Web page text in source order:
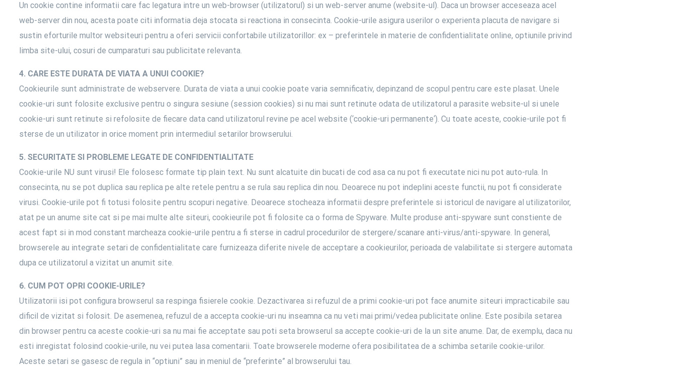
Un cookie contine informatii care fac legatura intre un web-browser (utilizatorul) si un web-server anume (website-ul). Daca un browser acceseaza acel
web-server din nou, acesta poate citi informatia deja stocata si reactiona in consecinta. Cookie-urile asigura userilor o experienta placuta de navigare si
sustin eforturile multor websiteuri pentru a oferi servicii confortabile utilizatorillor: ex – preferintele in materie de confidentialitate online, optiunile privind
limba site-ului, cosuri de cumparaturi sau publicitate relevanta.
4. CARE ESTE DURATA DE VIATA A UNUI COOKIE?
Cookieurile sunt administrate de webservere. Durata de viata a unui cookie poate varia semnificativ, depinzand de scopul pentru care este plasat. Unele
cookie-uri sunt folosite exclusive pentru o singura sesiune (session cookies) si nu mai sunt retinute odata de utilizatorul a parasite website-ul si unele
cookie-uri sunt retinute si refolosite de fiecare data cand utilizatorul revine pe acel website (‘cookie-uri permanente‘). Cu toate aceste, cookie-urile pot fi
sterse de un utilizator in orice moment prin intermediul setarilor browserului.
5. SECURITATE SI PROBLEME LEGATE DE CONFIDENTIALITATE
Cookie-urile NU sunt virusi! Ele folosesc formate tip plain text. Nu sunt alcatuite din bucati de cod asa ca nu pot fi executate nici nu pot auto-rula. In
consecinta, nu se pot duplica sau replica pe alte retele pentru a se rula sau replica din nou. Deoarece nu pot indeplini aceste functii, nu pot fi considerate
virusi. Cookie-urile pot fi totusi folosite pentru scopuri negative. Deoarece stocheaza informatii despre preferintele si istoricul de navigare al utilizatorilor,
atat pe un anume site cat si pe mai multe alte siteuri, cookieurile pot fi folosite ca o forma de Spyware. Multe produse anti-spyware sunt constiente de
acest fapt si in mod constant marcheaza cookie-urile pentru a fi sterse in cadrul procedurilor de stergere/scanare anti-virus/anti-spyware. In general,
browserele au integrate setari de confidentialitate care furnizeaza diferite nivele de acceptare a cookieurilor, perioada de valabilitate si stergere automata
dupa ce utilizatorul a vizitat un anumit site.
6. CUM POT OPRI COOKIE-URILE?
Utilizatorii isi pot configura browserul sa respinga fisierele cookie. Dezactivarea si refuzul de a primi cookie-uri pot face anumite siteuri impracticabile sau
dificil de vizitat si folosit. De asemenea, refuzul de a accepta cookie-uri nu inseamna ca nu veti mai primi/vedea publicitate online. Este posibila setarea
din browser pentru ca aceste cookie-uri sa nu mai fie acceptate sau poti seta browserul sa accepte cookie-uri de la un site anume. Dar, de exemplu, daca nu
esti inregistat folosind cookie-urile, nu vei putea lasa comentarii. Toate browserele moderne ofera posibilitatea de a schimba setarile cookie-urilor.
Aceste setari se gasesc de regula in “optiuni” sau in meniul de “preferinte” al browserului tau.